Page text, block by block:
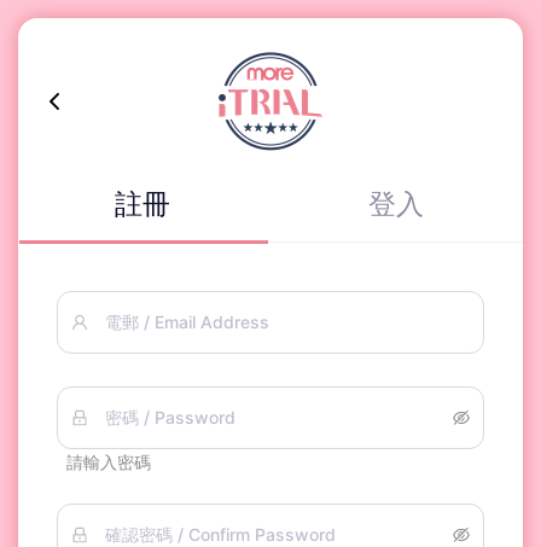
註冊 登入
電郵 / Email Address
密碼 / Password
請輸入密碼
確認密碼 / Confirm Password